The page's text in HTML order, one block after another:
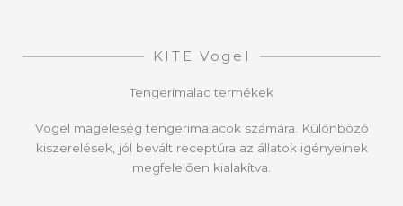
KITE Vogel
Tengerimalac termékek
Vogel mageleség tengerimalacok számára. Különböző
kiszerelések, jól bevált receptúra az állatok igényeinek
megfelelően kialakítva.